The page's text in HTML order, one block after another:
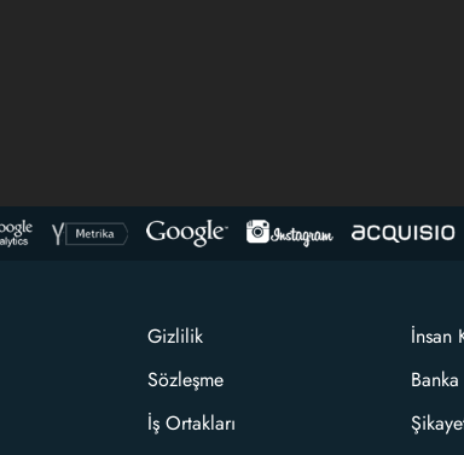
Gizlilik
Sözleşme
İş Ortakları
İnsan